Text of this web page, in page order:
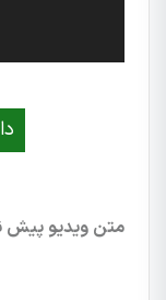
متن ویدیو پیش